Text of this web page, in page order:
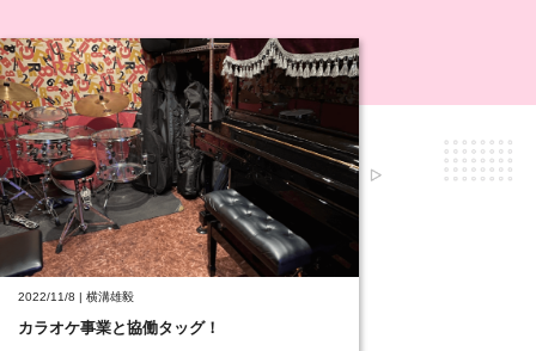
2022/11/8 | 横溝雄毅
カラオケ事業と協働タッグ！